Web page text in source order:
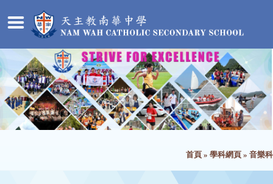
首頁 » 學科網頁 » 音樂科